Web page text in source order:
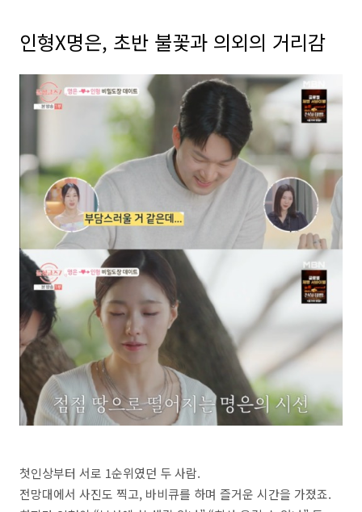
인형X명은, 초반 불꽃과 의외의 거리감
첫인상부터 서로 1순위였던 두 사람.
전망대에서 사진도 찍고, 바비큐를 하며 즐거운 시간을 가졌죠.